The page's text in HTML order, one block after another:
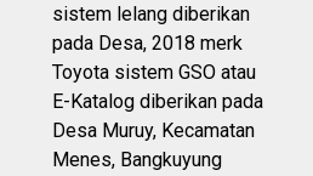
sistem lelang diberikan
pada Desa, 2018 merk
Toyota sistem GSO atau
E-Katalog diberikan pada
Desa Muruy, Kecamatan
Menes, Bangkuyung